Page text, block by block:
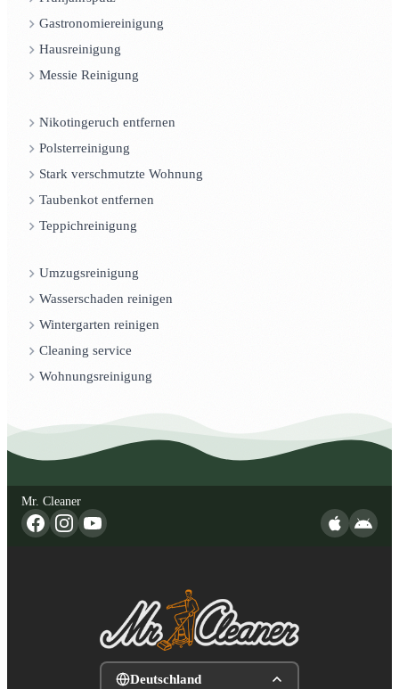
Gastronomiereinigung
Hausreinigung
Messie Reinigung
Nikotingeruch entfernen
Polsterreinigung
Stark verschmutzte Wohnung
Taubenkot entfernen
Teppichreinigung
Umzugsreinigung
Wasserschaden reinigen
Wintergarten reinigen
Cleaning service
Wohnungsreinigung
Mr. Cleaner
Deutschland